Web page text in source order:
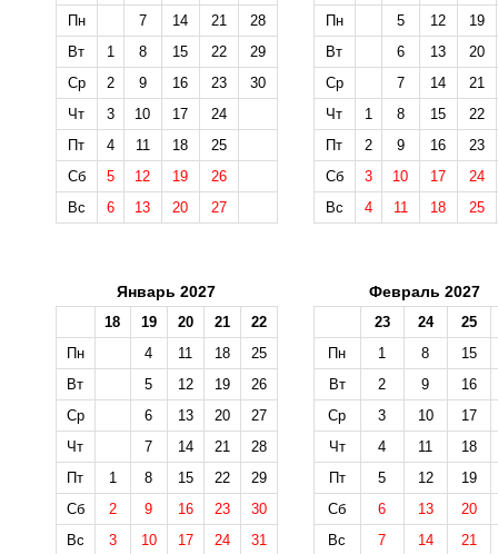
Пн
7 14 21
28
Вт
1 8 15 22
29
Ср
2 9 16 23
30
Чт
3 10 17
24
Пт
4 11 18
25
Сб
5 12 19
26
Вс
6 13 20 27
Пн
5 12
19
Вт
6 13
20
Ср
7 14
21
Чт
1 8 15
22
Пт
2 9 16
23
Сб
3 10 17
24
Вс
4 11 18 25
Январь 2027
18 19 20 21
22
Пн
4 11 18
25
Вт
5 12 19
26
Ср
6 13 20
27
Чт
7 14 21
28
Пт
1 8 15 22
29
Сб
2 9 16 23
30
Вс
3 10 17 24 31
Февраль 2027
23 24
25
Пн
1 8
15
Вт
2 9
16
Ср
3 10
17
Чт
4 11
18
Пт
5 12
19
Сб
6 13
20
Вс
7 14 21